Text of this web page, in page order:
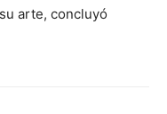
arte, concluyó